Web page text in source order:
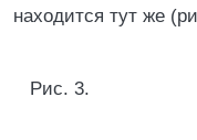
находится тут же
Рис. 3.